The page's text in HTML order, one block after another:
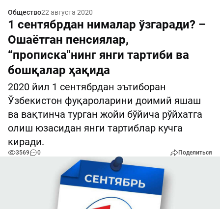
Общество22 августа 2020
1 сентябрдан нималар ўзгаради? –
Ошаётган пенсиялар,
“прописка"нинг янги тартиби ва
бошқалар ҳақида
2020 йил 1 сентябрдан эътиборан
Ўзбекистон фуқароларини доимий яшаш
ва вақтинча турган жойи бўйича рўйхатга
олиш юзасидан янги тартиблар кучга
киради.
3569 0 Поделиться